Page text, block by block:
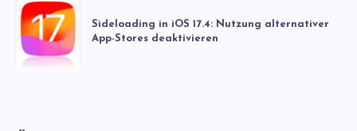
Sideloading in iOS 17.4: Nutzung alternativer
App-Stores deaktivieren